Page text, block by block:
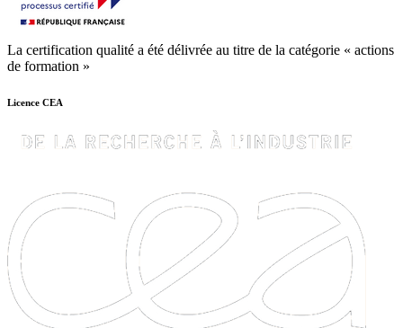
La certification qualité a été délivrée au titre de la catégorie « actions
de formation »
Licence CEA